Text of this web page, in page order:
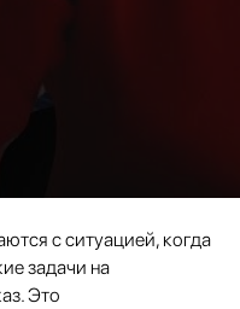
с ситуацией, когда
задачи на
Это